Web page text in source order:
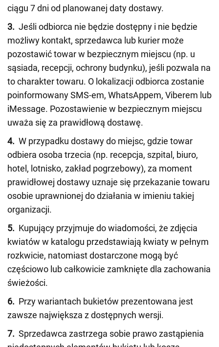
ciągu 7 dni od planowanej daty dostawy.
3. Jeśli odbiorca nie będzie dostępny i nie będzie
możliwy kontakt, sprzedawca lub kurier może
pozostawić towar w bezpiecznym miejscu (np. u
sąsiada, recepcji, ochrony budynku), jeśli pozwala na
to charakter towaru. O lokalizacji odbiorca zostanie
poinformowany SMS-em, WhatsAppem, Viberem lub
iMessage. Pozostawienie w bezpiecznym miejscu
uważa się za prawidłową dostawę.
4. W przypadku dostawy do miejsc, gdzie towar
odbiera osoba trzecia (np. recepcja, szpital, biuro,
hotel, lotnisko, zakład pogrzebowy), za moment
prawidłowej dostawy uznaje się przekazanie towaru
osobie uprawnionej do działania w imieniu takiej
organizacji.
5. Kupujący przyjmuje do wiadomości, że zdjęcia
kwiatów w katalogu przedstawiają kwiaty w pełnym
rozkwicie, natomiast dostarczone mogą być
częściowo lub całkowicie zamknięte dla zachowania
świeżości.
6. Przy wariantach bukietów prezentowana jest
zawsze największa z dostępnych wersji.
7. Sprzedawca zastrzega sobie prawo zastąpienia